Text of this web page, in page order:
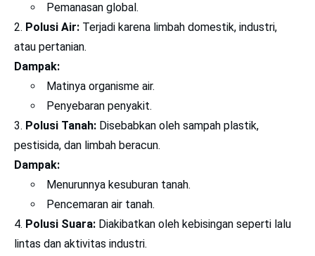
Pemanasan global.
Polusi Air: Terjadi karena limbah domestik, industri,
atau pertanian.
Dampak:
Matinya organisme air.
Penyebaran penyakit.
Polusi Tanah: Disebabkan oleh sampah plastik,
pestisida, dan limbah beracun.
Dampak:
Menurunnya kesuburan tanah.
Pencemaran air tanah.
Polusi Suara: Diakibatkan oleh kebisingan seperti lalu
lintas dan aktivitas industri.